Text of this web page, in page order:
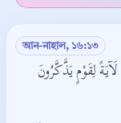
আন-নাহাল, ১৬:১৩
لِقَوْمٍ يَذَّكَّرُونَ